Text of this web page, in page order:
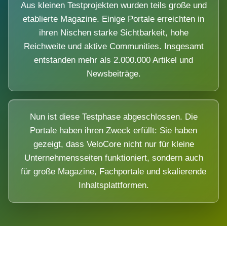
Aus kleinen Testprojekten wurden teils große und
etablierte Magazine. Einige Portale erreichten in
ihren Nischen starke Sichtbarkeit, hohe
Reichweite und aktive Communities. Insgesamt
entstanden mehr als 2.000.000 Artikel und
Newsbeiträge.
Nun ist diese Testphase abgeschlossen. Die
Portale haben ihren Zweck erfüllt: Sie haben
gezeigt, dass VeloCore nicht nur für kleine
Unternehmensseiten funktioniert, sondern auch
für große Magazine, Fachportale und skalierende
Inhaltsplattformen.